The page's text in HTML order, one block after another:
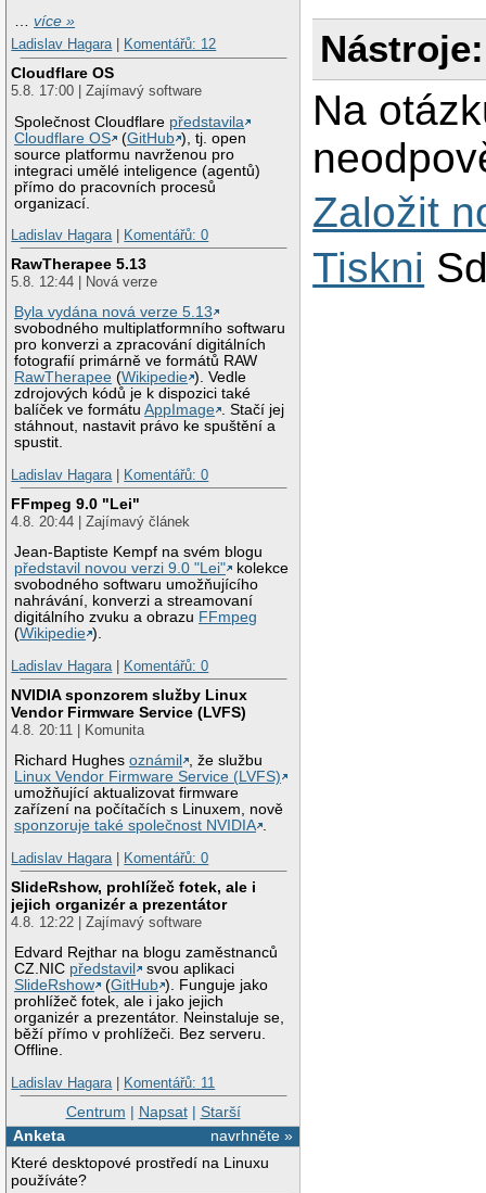
…více »
Ladislav Hagara| Komentářů: 12
Cloudflare OS
5.8. 17:00 | Zajímavý software
Společnost Cloudflare představila
Cloudflare OS
(GitHub ), tj. open
source platformu navrženou pro
integraci umělé inteligence (agentů)
přímo do pracovních procesů
organizací.
Ladislav Hagara| Komentářů: 0
RawTherapee 5.13
5.8. 12:44 | Nová verze
Byla vydána nová verze 5.13
svobodného multiplatformního softwaru
pro konverzi a zpracování digitálních
fotografií primárně ve formátů RAW
RawTherapee (Wikipedie ). Vedle
zdrojových kódů je k dispozici také
balíček ve formátuAppImage . Stačí jej
stáhnout, nastavit právo ke spuštění a
spustit.
Ladislav Hagara| Komentářů: 0
FFmpeg 9.0 "Lei"
4.8. 20:44 | Zajímavý článek
Jean-Baptiste Kempf na svém blogu
představil novou verzi 9.0 "Lei"
kolekce
svobodného softwaru umožňujícího
nahrávání, konverzi a streamovaní
digitálního zvuku a obrazu FFmpeg
(Wikipedie ).
Ladislav Hagara| Komentářů: 0
NVIDIA sponzorem služby Linux
Vendor Firmware Service (LVFS)
4.8. 20:11 | Komunita
Richard Hughesoznámil
, že službu
Linux Vendor Firmware Service (LVFS)
umožňující aktualizovat firmware
zařízení na počítačích s Linuxem, nově
sponzoruje také společnost NVIDIA .
Ladislav Hagara| Komentářů: 0
SlideRshow, prohlížeč fotek, ale i
jejich organizér a prezentátor
4.8. 12:22 | Zajímavý software
Edvard Rejthar na blogu zaměstnanců
CZ.NIC představil
svou aplikaci
SlideRshow
(GitHub ). Funguje jako
prohlížeč fotek, ale i jako jejich
organizér a prezentátor. Neinstaluje se,
běží přímo v prohlížeči. Bez serveru.
Offline.
Ladislav Hagara| Komentářů: 11
Centrum | Napsat| Starší
navrhněte »
Anketa
Které desktopové prostředí na Linuxu
používáte?
Nástroje:
Na
Založit
Tiskni